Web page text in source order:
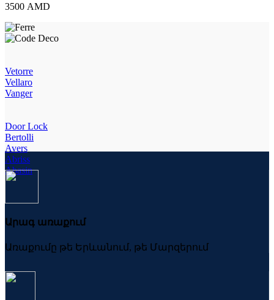
AB
quantity
3500 AMD
Vetorre
Vellaro
Vanger
Door Lock
Bertolli
Avers
Abriss
Abasin
Արագ առաքում
Առաքումը թե Երևանում, թե Մարզերում